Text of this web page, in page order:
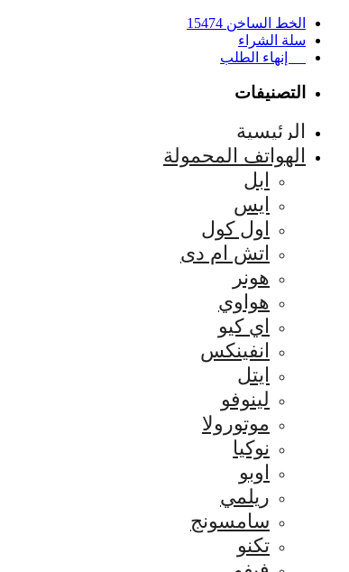
الخط الساخن 15474
سلة الشراء
إنهاء الطلب
التصنيفات
الرئيسية
الهواتف المحمولة
ابل
ايس
اول كول
اتش ام دى
هونر
هواوي
اي كيو
انفينكس
ايتل
لينوفو
موتورولا
نوكيا
اوبو
ريلمي
سامسونج
تكنو